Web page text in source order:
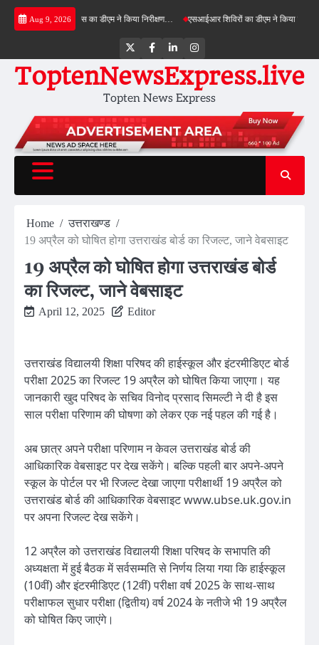
Skip
Aug 9, 2026
ग्रीनफील्ड बाईपास का डीएम ने किया निरीक्षण… एसआईआर शिविरों का डीएम ने किया निरीक्षण,
TwitterFacebookLinkedInInstagram
ToptenNewsExpress.live
Topten News Express
Home
उत्तराखण्ड
19 अप्रैल को घोषित होगा उत्तराखंड बोर्ड का रिजल्ट, जाने वेबसाइट
19 अप्रैल को घोषित होगा उत्तराखंड बोर्ड
का रिजल्ट, जाने वेबसाइट
April 12, 2025 Editor
उत्तराखंड विद्यालयी शिक्षा परिषद की हाईस्कूल और इंटरमीडिएट बोर्ड
परीक्षा 2025 का रिजल्ट 19 अप्रैल को घोषित किया जाएगा। यह
जानकारी खुद परिषद के सचिव विनोद प्रसाद सिमल्टी ने दी है इस
साल परीक्षा परिणाम की घोषणा को लेकर एक नई पहल की गई है।
अब छात्र अपने परीक्षा परिणाम न केवल उत्तराखंड बोर्ड की
आधिकारिक वेबसाइट पर देख सकेंगे। बल्कि पहली बार अपने-अपने
स्कूल के पोर्टल पर भी रिजल्ट देखा जाएगा परीक्षार्थी 19 अप्रैल को
उत्तराखंड बोर्ड की आधिकारिक वेबसाइट www.ubse.uk.gov.in
पर अपना रिजल्ट देख सकेंगे।
12 अप्रैल को उत्तराखंड विद्यालयी शिक्षा परिषद के सभापति की
अध्यक्षता में हुई बैठक में सर्वसम्मति से निर्णय लिया गया कि हाईस्कूल
(10वीं) और इंटरमीडिएट (12वीं) परीक्षा वर्ष 2025 के साथ-साथ
परीक्षाफल सुधार परीक्षा (द्वितीय) वर्ष 2024 के नतीजे भी 19 अप्रैल
को घोषित किए जाएंगे।